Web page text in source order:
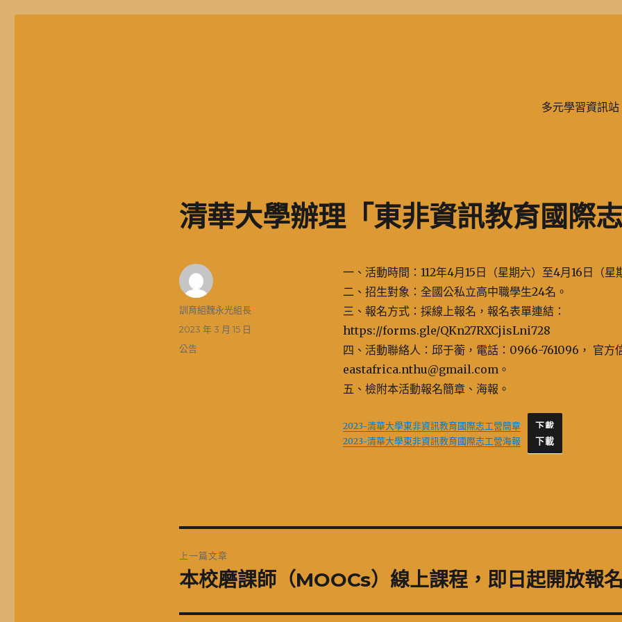
多元學習資訊站
清華大學辦理「東非資訊教育國際志
一、活動時間：112年4月15日（星期六）至4月16日（星
二、招生對象：全國公私立高中職學生24名。
三、報名方式：採線上報名，報名表單連結：
https://forms.gle/QKn27RXCjisLni728
四、活動聯絡人：邱于蘅，電話：0966-761096， 官方
eastafrica.nthu@gmail.com。
五、檢附本活動報名簡章、海報。
2023-清華大學東非資訊教育國際志工營簡章 下載
2023-清華大學東非資訊教育國際志工營海報 下載
作
訓育組魏永光組長
發
佈
2023 年 3 月 15 日
分
公告
章
上一篇文章
上
篇
本校磨課師（MOOCs）線上課程，即日起開放報名